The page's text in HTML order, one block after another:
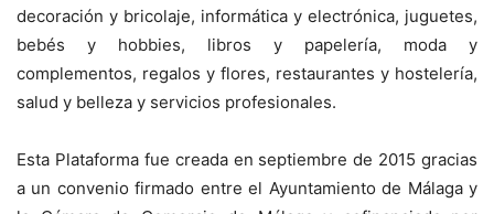
decoración y bricolaje, informática y electrónica, juguetes,
bebés y hobbies, libros y papelería, moda y
complementos, regalos y flores, restaurantes y hostelería,
salud y belleza y servicios profesionales.
Esta Plataforma fue creada en septiembre de 2015 gracias
a un convenio firmado entre el Ayuntamiento de Málaga y